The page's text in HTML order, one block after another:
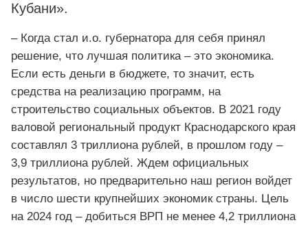
Кубани».
– Когда стал и.о. губернатора для себя принял
решение, что лучшая политика – это экономика.
Если есть деньги в бюджете, то значит, есть
средства на реализацию программ, на
строительство социальных объектов. В 2021 году
валовой региональный продукт Краснодарского края
составлял 3 триллиона рублей, в прошлом году –
3,9 триллиона рублей. Ждем официальных
результатов, но предварительно наш регион войдет
в число шести крупнейших экономик страны. Цель
на 2024 год – добиться ВРП не менее 4,2 триллиона